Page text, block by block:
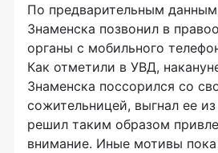
По предварительным
Знаменска позвонил в
органы с мобильного
Как отметили в УВД,
Знаменска поссорился со
сожительницей, выгнал ее
решил таким образом
внимание. Иные мотивы пока